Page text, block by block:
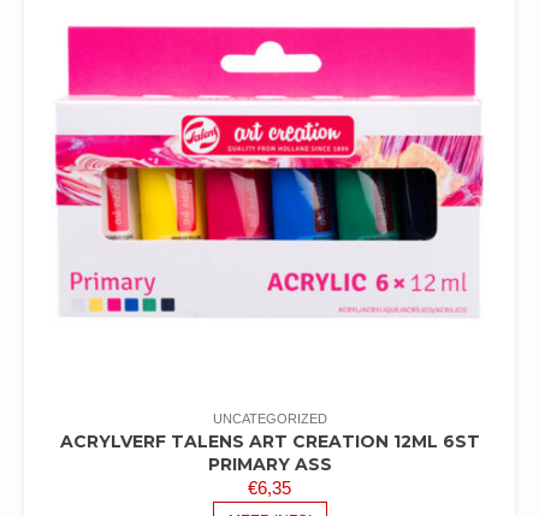
UNCATEGORIZED
ACRYLVERF TALENS ART CREATION 12ML 6ST
PRIMARY ASS
€6,35